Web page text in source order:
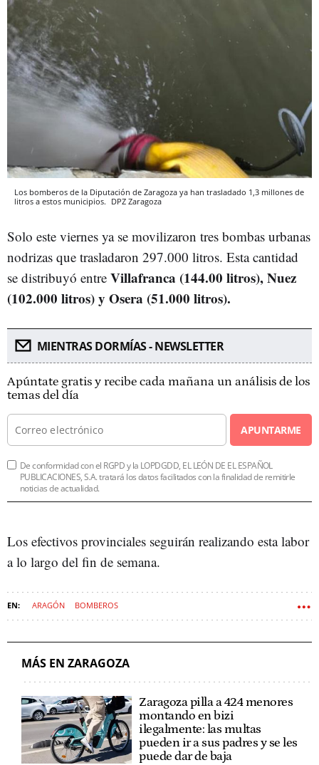
Los bomberos de la Diputación de Zaragoza ya han trasladado 1,3 millones de
litros a estos municipios. DPZ Zaragoza
Solo este viernes ya se movilizaron tres bombas urbanas
nodrizas que trasladaron 297.000 litros. Esta cantidad
se distribuyó entre Villafranca (144.00 litros), Nuez
(102.000 litros) y Osera (51.000 litros).
MIENTRAS DORMÍAS - NEWSLETTER
Apúntate gratis y recibe cada mañana un análisis de los
temas del día
APUNTARME
De conformidad con el RGPD y la LOPDGDD, EL LEÓN DE EL ESPAÑOL
PUBLICACIONES, S.A. tratará los datos facilitados con la finalidad de remitirle
noticias de actualidad.
Los efectivos provinciales seguirán realizando esta labor
a lo largo del fin de semana.
ARAGÓN BOMBEROS
MÁS EN ZARAGOZA
Zaragoza pilla a 424 menores
montando en bizi
ilegalmente: las multas
pueden ir a sus padres y se les
puede dar de baja